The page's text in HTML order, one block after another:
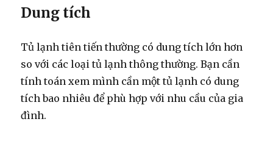
Dung tích
Tủ lạnh tiên tiến thường có dung tích lớn hơn
so với các loại tủ lạnh thông thường. Bạn cần
tính toán xem mình cần một tủ lạnh có dung
tích bao nhiêu để phù hợp với nhu cầu của gia
đình.